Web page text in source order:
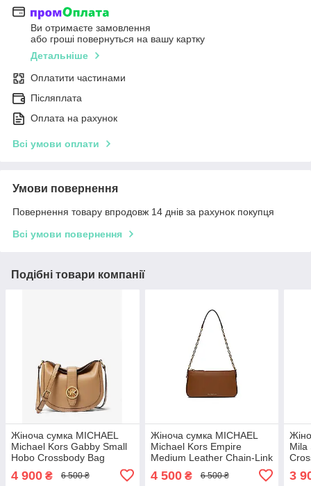
Ви отримаєте замовлення
або гроші повернуться на вашу картку
Детальніше
Оплатити частинами
Післяплата
Оплата на рахунок
Всі умови оплати
Умови повернення
Повернення товару впродовж 14 днів за рахунок покупця
Всі умови повернення
Подібні товари компанії
Жіноча сумка MICHAEL
Michael Kors Gabby Small
Hobo Crossbody Bag
4 900 ₴ 6 500 ₴
Жіноча сумка MICHAEL
Michael Kors Empire
Medium Leather Chain-Link
Pochette (32H3G8EW6L)
Luggage
4 500₴ 6 500 ₴
Mila
3